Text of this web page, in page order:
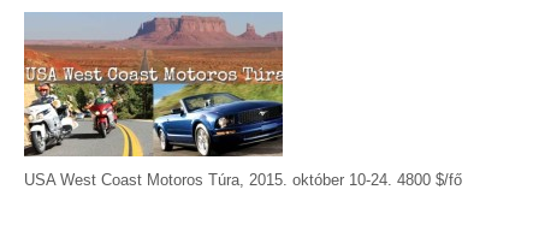
USA West Coast Motoros Túra, 2015. október 10-24. 4800 $/fő